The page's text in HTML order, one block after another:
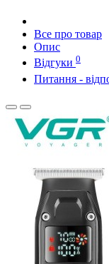
Все про товар
Опис
Відгуки 0
Питання -